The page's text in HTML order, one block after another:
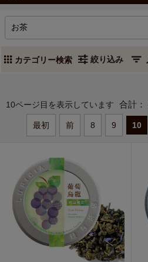
カテゴリー検索 絞り込み
10ページ目を表示しています 合計：
最初 前 8 9 10